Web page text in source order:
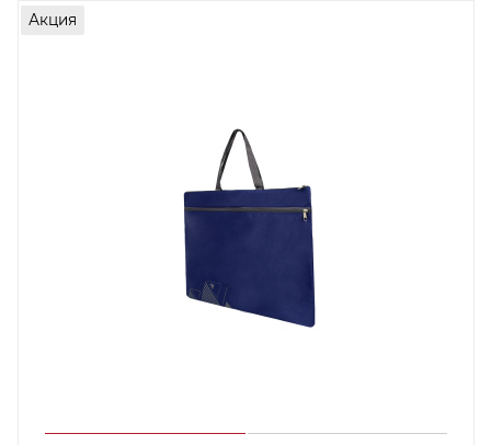
Акция